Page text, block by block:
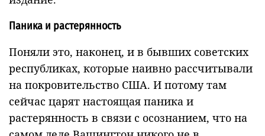
Паника и растерянность
Поняли это, наконец, и в бывших советских
республиках, которые наивно рассчитывали
на покровительство США. И потому там
сейчас царят настоящая паника и
растерянность в связи с осознанием, что на